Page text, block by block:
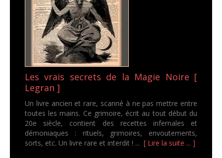
Les vrais secrets de la Magie Noire [
Legran ]
Un livre ancien et rare, scanné à ne pas mettre entre
toutes les mains. Ce grimoire, écrit au tout début du
20e siècle, contient des recettes infernales et
démoniaques : rituels, grimoires, envoutements,
sorts, etc. Un livre rare et interdit ! ... [ Lire la suite ... ]